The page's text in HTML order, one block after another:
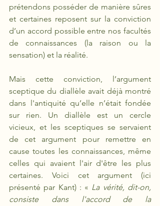
prétendons posséder de manière sûres
et certaines reposent sur la conviction
d’un accord possible entre nos facultés
de connaissances (la raison ou la
sensation) et la réalité.
Mais cette conviction, l’argument
sceptique du diallèle avait déjà montré
dans l'antiquité qu’elle n’était fondée
sur rien. Un diallèle est un cercle
vicieux, et les sceptiques se servaient
de cet argument pour remettre en
cause toutes les connaissances, même
celles qui avaient l'air d'être les plus
certaines. Voici cet argument (ici
présenté par Kant) : « La vérité, dit-on,
consiste dans l'accord de la